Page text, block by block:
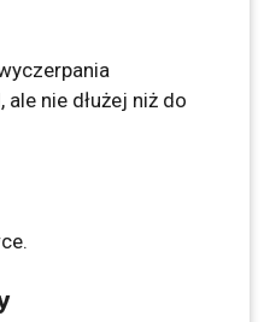
ale nie dłużej niż do